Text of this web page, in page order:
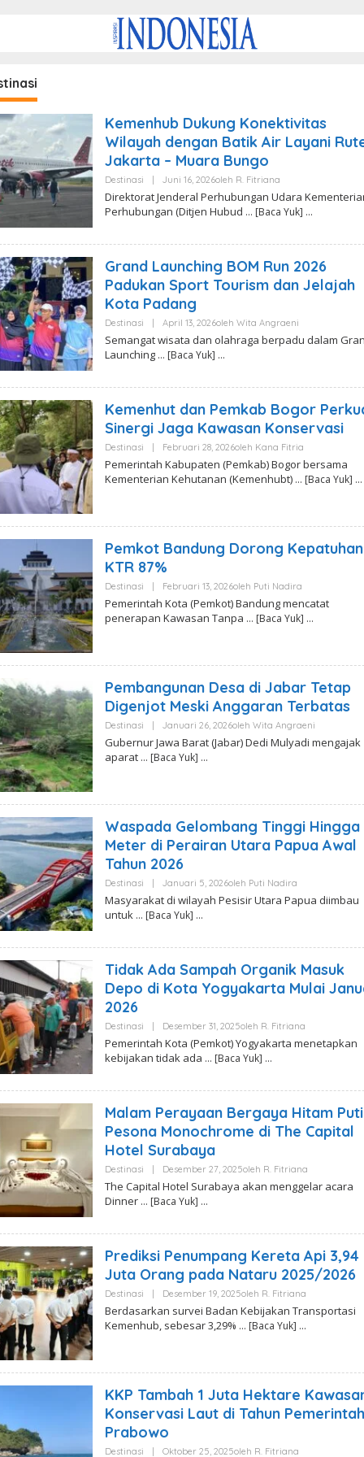
Kemenhub Dukung Konektivitas
Wilayah dengan Batik Air Layani
Jakarta – Muara Bungo
Destinasi Juni 16, 2026Oleh R. Fitriana
Direktorat Jenderal Perhubungan Udara
Perhubungan (Ditjen Hubud … [Baca Yuk]
Grand Launching BOM Run 2026
Padukan Sport Tourism dan Jelajah
Kota Padang
Destinasi April 13, 2026Oleh Wita Angraeni
Semangat wisata dan olahraga berpadu dalam
Launching … [Baca Yuk]
Kemenhut dan Pemkab Bogor
Sinergi Jaga Kawasan Konservasi
Destinasi Februari 28, 2026Oleh Kana Fitria
Pemerintah Kabupaten (Pemkab) Bogor bersama
Kementerian Kehutanan (Kemenhubt) … [Baca Yuk]
Pemkot Bandung Dorong Kepatuhan
KTR 87%
Destinasi Februari 13, 2026Oleh Puti Nadira
Pemerintah Kota (Pemkot) Bandung mencatat
penerapan Kawasan Tanpa … [Baca Yuk]
Pembangunan Desa di Jabar Tetap
Digenjot Meski Anggaran Terbatas
Destinasi Januari 26, 2026Oleh Wita Angraeni
Gubernur Jawa Barat (Jabar) Dedi Mulyadi mengajak
aparat … [Baca Yuk]
Waspada Gelombang Tinggi Hingga
Meter di Perairan Utara Papua Awal
Tahun 2026
Destinasi Januari 5, 2026Oleh Puti Nadira
Masyarakat di wilayah Pesisir Utara Papua diimbau
untuk … [Baca Yuk]
Tidak Ada Sampah Organik Masuk
Depo di Kota Yogyakarta Mulai
2026
Destinasi Desember 31, 2025Oleh R. Fitriana
Pemerintah Kota (Pemkot) Yogyakarta menetapkan
kebijakan tidak ada … [Baca Yuk]
Malam Perayaan Bergaya Hitam
Pesona Monochrome di The Capital
Hotel Surabaya
Destinasi Desember 27, 2025Oleh R. Fitriana
The Capital Hotel Surabaya akan menggelar acara
Dinner … [Baca Yuk]
Prediksi Penumpang Kereta Api 3,94
Juta Orang pada Nataru 2025/2026
Destinasi Desember 19, 2025Oleh R. Fitriana
Berdasarkan survei Badan Kebijakan Transportasi
Kemenhub, sebesar 3,29% … [Baca Yuk]
KKP Tambah 1 Juta Hektare
Konservasi Laut di Tahun Pemerintah
Prabowo
Destinasi Oktober 25, 2025Oleh R. Fitriana